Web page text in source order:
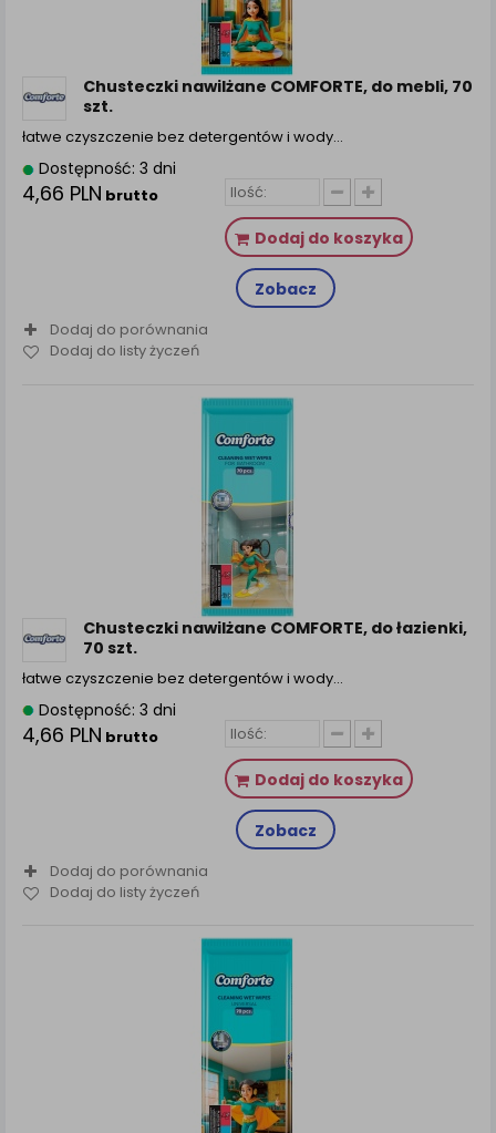
Chusteczki nawilżane COMFORTE, do mebli, 70
szt.
łatwe czyszczenie bez detergentów i wody…
Dostępność: 3 dni
4,66 PLN brutto
Dodaj do koszyka
Zobacz
Dodaj do porównania
Dodaj do listy życzeń
Chusteczki nawilżane COMFORTE, do łazienki,
70 szt.
łatwe czyszczenie bez detergentów i wody…
Dostępność: 3 dni
4,66 PLN brutto
Dodaj do koszyka
Zobacz
Dodaj do porównania
Dodaj do listy życzeń
zamówienia na Państwa email lub wyświetlenie
Państwu prawidłowych informacji o promocjach czy
cenach indywidualnych, ważna jest Państwa
wcześniejsza zgoda której udzieliliście podczas
zakładania konta.
Każda Państwa zgoda jest dobrowolna i można ją w
dowolnym momencie wycofać.
Polityka prywatności (rozwiń)
Klauzula Informacyjna (rozwiń)
Lista Zaufanych Partnerów (rozwiń)